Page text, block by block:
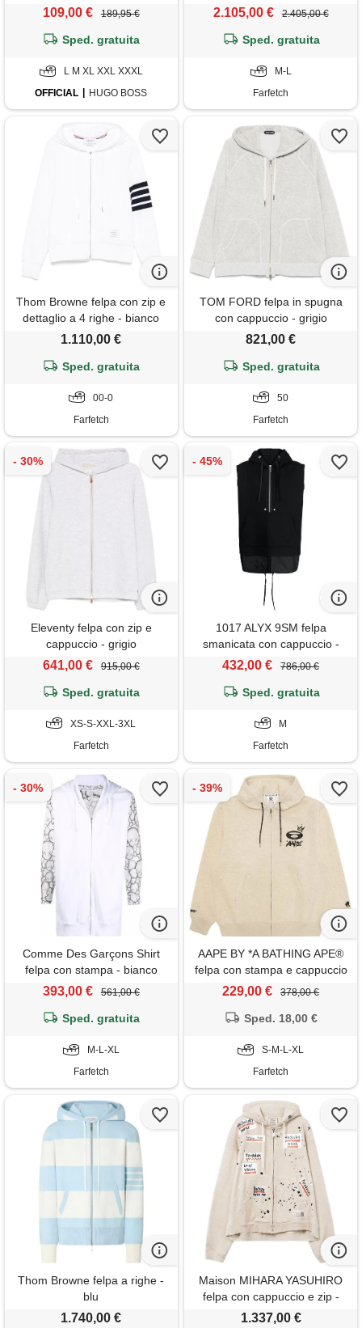
bianco
109,00 € 189,95 €
Sped. gratuita
L M XL XXL XXXL
OFFICIAL
HUGO BOSS
2.105,00 € 2.405,00 €
Sped. gratuita
M-L
Farfetch
Thom Browne felpa con zip e
dettaglio a 4 righe - bianco
1.110,00 €
Sped. gratuita
00-0
Farfetch
TOM FORD felpa in spugna
con cappuccio - grigio
821,00 €
Sped. gratuita
50
Farfetch
Eleventy felpa con zip e
cappuccio - grigio
641,00 € 915,00 €
Sped. gratuita
XS-S-XXL-3XL
Farfetch
1017 ALYX 9SM felpa
smanicata con cappuccio -
nero
432,00 € 786,00 €
Sped. gratuita
M
Farfetch
Comme Des Garçons Shirt
felpa con stampa - bianco
393,00 € 561,00 €
Sped. gratuita
M-L-XL
Farfetch
AAPE BY *A BATHING APE®
felpa con stampa e cappuccio
- toni neutri
229,00 € 378,00 €
Sped. 18,00 €
S-M-L-XL
Farfetch
Thom Browne felpa a righe -
blu
1.740,00 €
Maison MIHARA YASUHIRO
felpa con cappuccio e zip -
bianco
1.337,00 €